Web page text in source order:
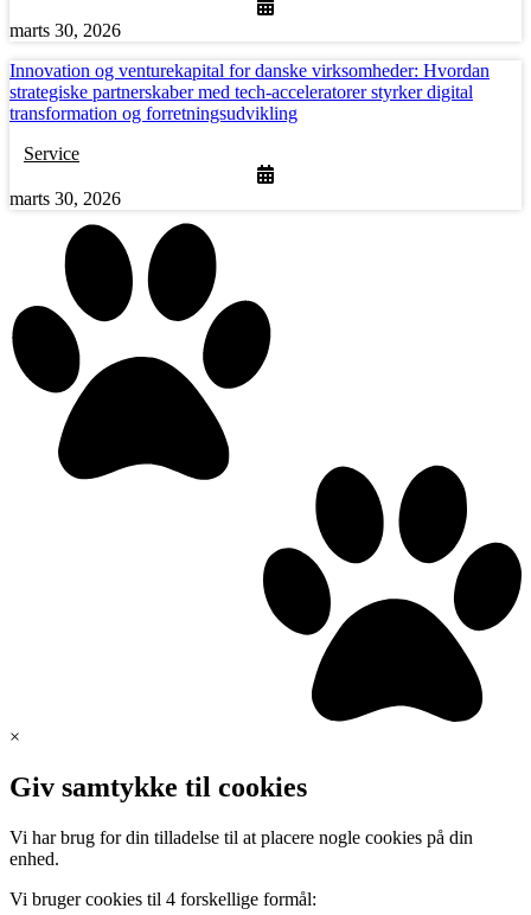
marts 30, 2026
Innovation og venturekapital for danske virksomheder: Hvordan
strategiske partnerskaber med tech-acceleratorer styrker digital
transformation og forretningsudvikling
Service
marts 30, 2026
×
Giv samtykke til cookies
Vi har brug for din tilladelse til at placere nogle cookies på din
enhed.
Vi bruger cookies til 4 forskellige formål: